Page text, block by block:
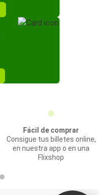
Fácil de comprar
Consigue tus billetes online,
en nuestra app o en una
Flixshop